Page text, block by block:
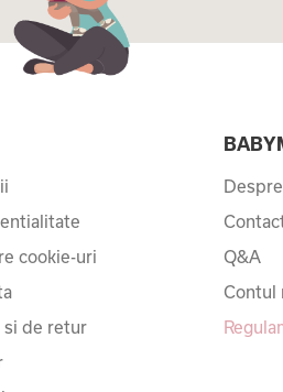
cookie-uri
si de retur
Q&A
Contul